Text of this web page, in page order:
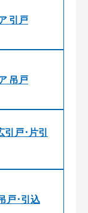
引戸
吊戸
戸･片引
戸･引込